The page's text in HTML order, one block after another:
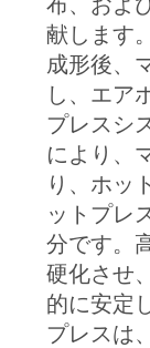
献します。
成形後、
し、エア
プレスシ
により、
り、ホッ
ットプレ
分です。
硬化させ
的に安定
プレスは